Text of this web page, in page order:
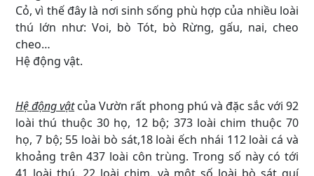
Cỏ, vì thế đây là nơi sinh sống phù hợp của nhiều loài
thú lớn như: Voi, bò Tót, bò Rừng, gấu, nai, cheo
cheo…
Hệ động vật.
Hệ động vậtcủa Vườn rất phong phú và đặc sắc với 92
loài thú thuộc 30 họ, 12 bộ; 373 loài chim thuộc 70
họ, 7 bộ; 55 loài bò sát,18 loài ếch nhái 112 loài cá và
khoảng trên 437 loài côn trùng. Trong số này có tới